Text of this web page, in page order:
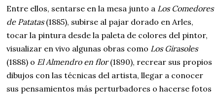
Entre ellos, sentarse en la mesa junto a Los Comedores
de Patatas(1885), subirse al pajar dorado en Arles,
tocar la pintura desde la paleta de colores del pintor,
visualizar en vivo algunas obras como Los Girasoles
(1888) o El Almendro en flor(1890), recrear sus propios
dibujos con las técnicas del artista, llegar a conocer
sus pensamientos más perturbadores o hacerse fotos